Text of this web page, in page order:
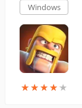
Windows
★★★★★
★★★★★